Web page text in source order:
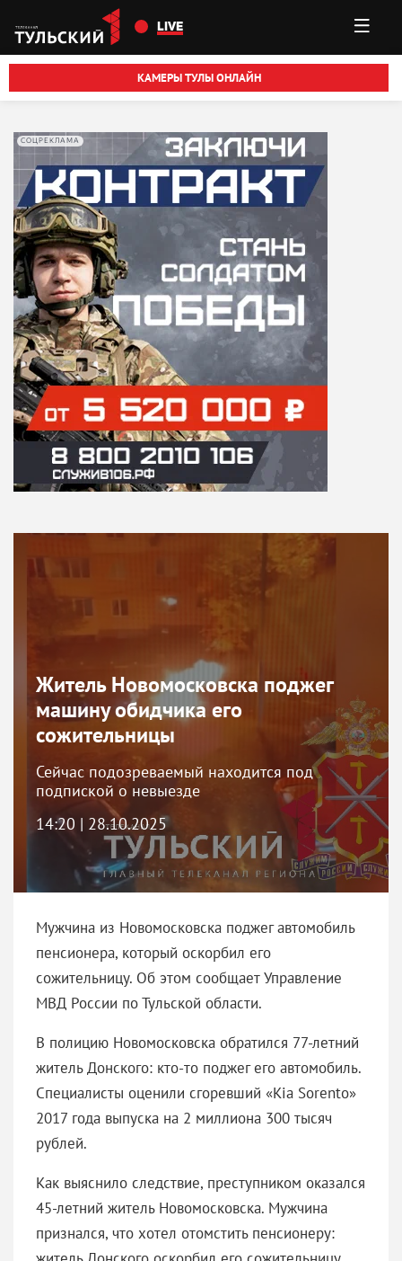
Перейти к основному содержанию
LIVE
КАМЕРЫ ТУЛЫ ОНЛАЙН
СОЦРЕКЛАМА
Житель Новомосковска поджег
машину обидчика его
сожительницы
Сейчас подозреваемый находится под
подпиской о невыезде
14:20 | 28.10.2025
Мужчина из Новомосковска поджег автомобиль
пенсионера, который оскорбил его
сожительницу. Об этом сообщает Управление
МВД России по Тульской области.
В полицию Новомосковска обратился 77-летний
житель Донского: кто-то поджег его автомобиль.
Специалисты оценили сгоревший «Kia Sorento»
2017 года выпуска на 2 миллиона 300 тысяч
рублей.
Как выяснило следствие, преступником оказался
45-летний житель Новомосковска. Мужчина
признался, что хотел отомстить пенсионеру: